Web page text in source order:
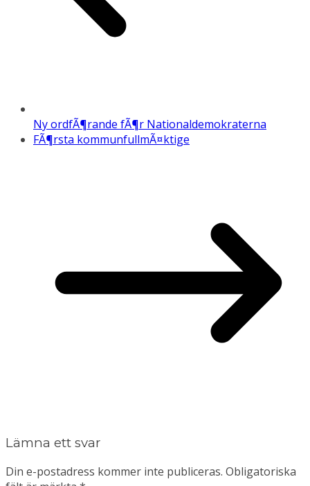
Ny ordfÃ¶rande fÃ¶r Nationaldemokraterna
FÃ¶rsta kommunfullmÃ¤ktige
Lämna ett svar
Din e-postadress kommer inte publiceras. Obligatoriska